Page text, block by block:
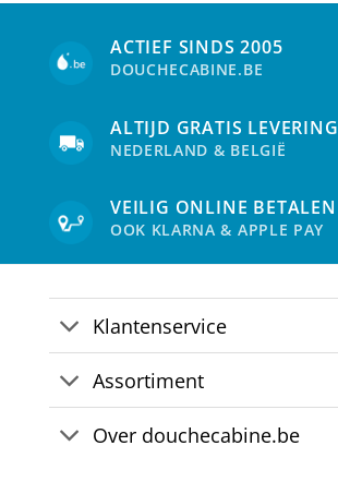
ACTIEF SINDS 2005
DOUCHECABINE.BE
ALTIJD GRATIS LEVERING
NEDERLAND & BELGIË
VEILIG ONLINE BETALEN
OOK KLARNA & APPLE PAY
Klantenservice
Assortiment
Over douchecabine.be